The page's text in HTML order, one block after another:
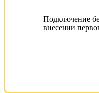
Подключение
внесении